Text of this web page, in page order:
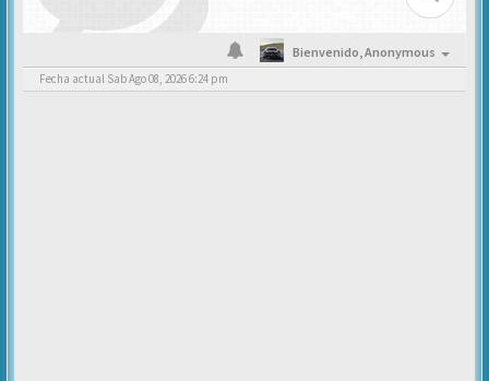
Bienvenido,Anonymous
Fecha actual Sab Ago 08, 2026 6:24 pm